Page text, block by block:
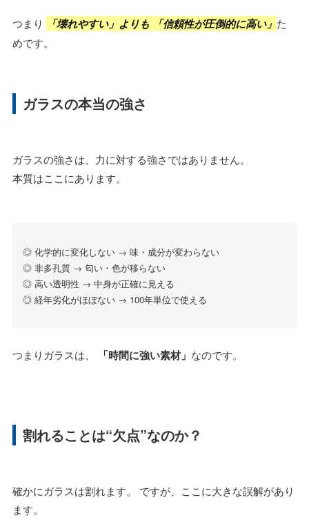
つまり 「壊れやすい」よりも 「信頼性が圧倒的に高い」 た
めです。
ガラスの本当の強さ
ガラスの強さは、力に対する強さではありません。
本質はここにあります。
◎ 化学的に変化しない → 味・成分が変わらない
◎ 非多孔質 → 匂い・色が移らない
◎ 高い透明性 → 中身が正確に見える
◎ 経年劣化がほぼない → 100年単位で使える
つまりガラスは、 「時間に強い素材」 なのです。
割れることは“欠点”なのか？
確かにガラスは割れます。 ですが、ここに大きな誤解があり
ます。